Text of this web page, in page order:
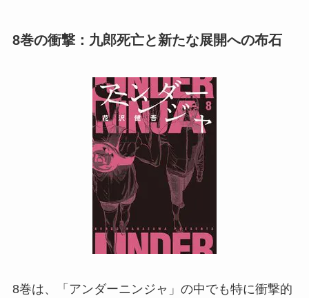
8巻の衝撃：九郎死亡と新たな展開への布石
8巻は、「アンダーニンジャ」の中でも特に衝撃的